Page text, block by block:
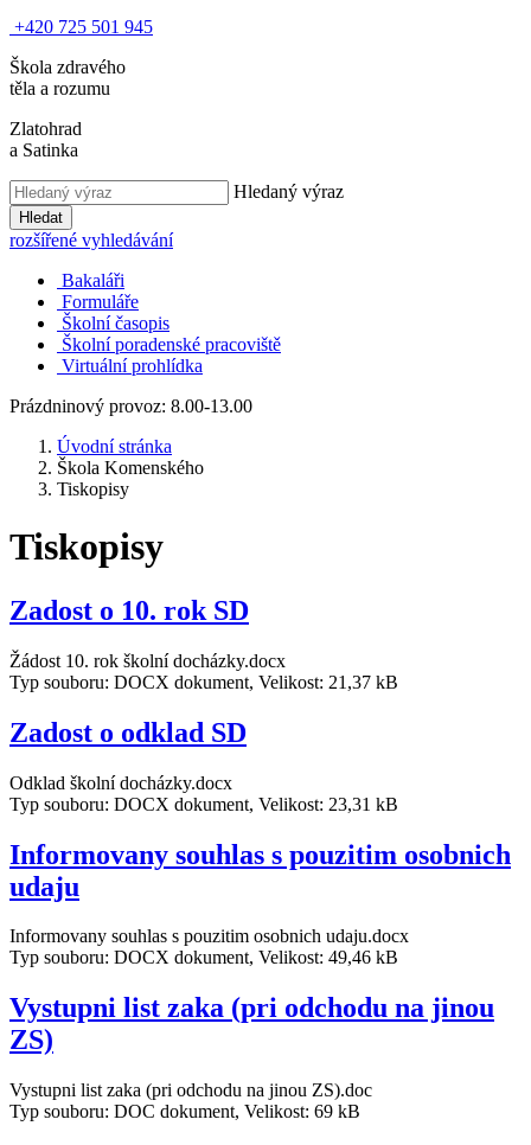
+420 725 501 945
Škola zdravého
těla a rozumu
Zlatohrad
a Satinka
Hledaný výraz
Hledat
rozšířené vyhledávání
Bakaláři
Formuláře
Školní časopis
Školní poradenské pracoviště
Virtuální prohlídka
Prázdninový provoz: 8.00-13.00
Úvodní stránka
Škola Komenského
Tiskopisy
Tiskopisy
Zadost o 10. rok SD
Žádost 10. rok školní docházky.docx
Typ souboru: DOCX dokument, Velikost: 21,37 kB
Zadost o odklad SD
Odklad školní docházky.docx
Typ souboru: DOCX dokument, Velikost: 23,31 kB
Informovany souhlas s pouzitim osobnich
udaju
Informovany souhlas s pouzitim osobnich udaju.docx
Typ souboru: DOCX dokument, Velikost: 49,46 kB
Vystupni list zaka (pri odchodu na jinou
ZS)
Vystupni list zaka (pri odchodu na jinou ZS).doc
Typ souboru: DOC dokument, Velikost: 69 kB